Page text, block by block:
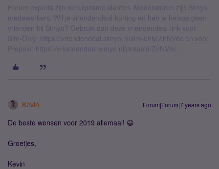
Forum experts zijn behulpzame klanten. Moderatoren zijn Simyo
medewerkers. Wil je vriendendeal-korting en heb je helaas geen
vrienden bij Simyo? Gebruik dan deze vriendendeal-link voor
Sim-Only: https://vriendendeal.simyo.nl/sim-only/ZnNV6c en voor
Prepaid: https://vriendendeal.simyo.nl/prepaid/ZnNV6c.
Kevin Forum|Forum|7 years ago
De beste wensen voor 2019 allemaal! 😃
Groetjes,
Kevin